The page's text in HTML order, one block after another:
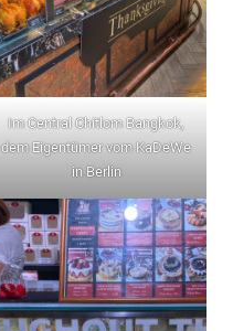
Im Central Chitlom Bangkok,
dem Eigentümer vom KaDeWe
in Berlin